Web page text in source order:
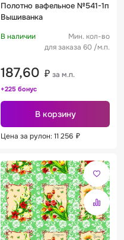
Полотно вафельное №541-1п
Вышиванка
В наличии
Мин. кол-во
для заказа 60 /м.п.
187,60 ₽ за м.п.
+225 бонус
В корзину
Цена за рулон: 11 256 ₽